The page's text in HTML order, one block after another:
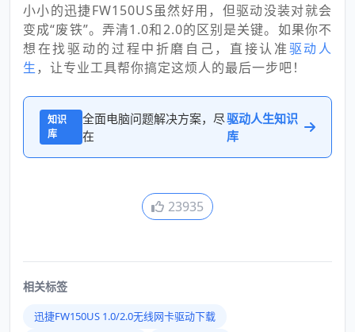
小小的迅捷FW150US虽然好用，但驱动没装对就会
变成“废铁”。弄清1.0和2.0的区别是关键。如果你不
想在找驱动的过程中折磨自己，直接认准驱动人
生 ，让专业工具帮你搞定这烦人的最后一步吧！
知识
库
全面电脑问题解决方案，尽
在
驱动人生知识
库
23935
相关标签
迅捷FW150US 1.0/2.0无线网卡驱动下载